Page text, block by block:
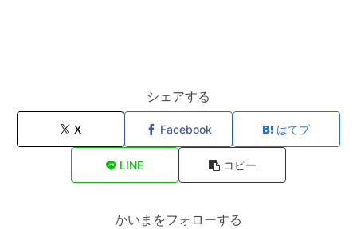
シェアする
X Facebook はてブ
LINE コピー
かいまをフォローする